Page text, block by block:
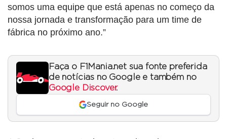
somos uma equipe que está apenas no começo da
nossa jornada e transformação para um time de
fábrica no próximo ano.”
Faça o F1Mania.net sua fonte preferida
de notícias no Google e também no
Google Discover.
Seguir no Google